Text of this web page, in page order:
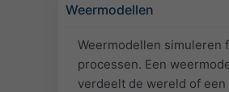
Weermodellen
Weermodellen simuleren
processen. Een
verdeelt de wereld of